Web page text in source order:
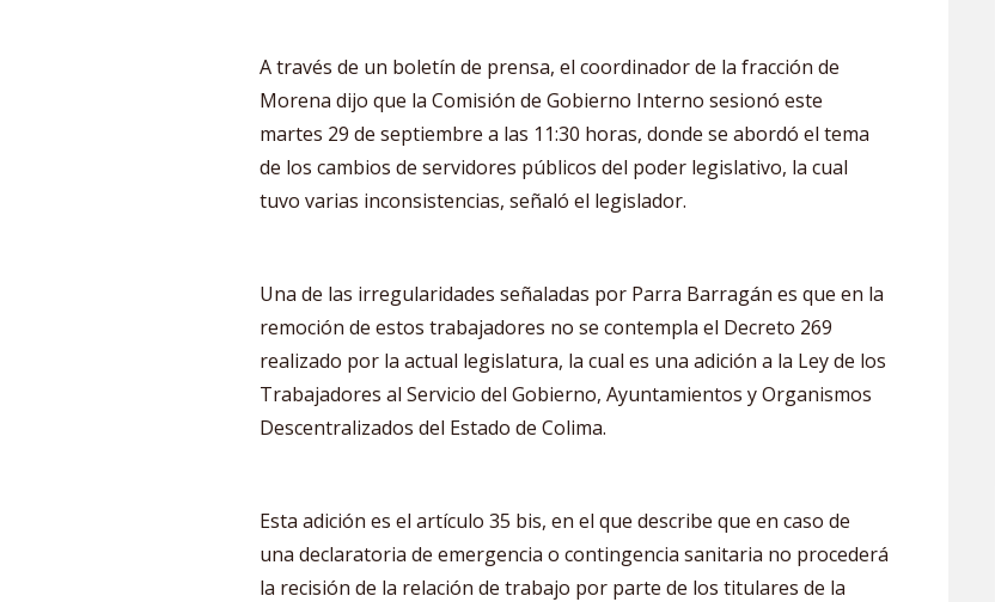
A través de un boletín de prensa, el coordinador de la fracción de
Morena dijo que la Comisión de Gobierno Interno sesionó este
martes 29 de septiembre a las 11:30 horas, donde se abordó el tema
de los cambios de servidores públicos del poder legislativo, la cual
tuvo varias inconsistencias, señaló el legislador.
Una de las irregularidades señaladas por Parra Barragán es que en la
remoción de estos trabajadores no se contempla el Decreto 269
realizado por la actual legislatura, la cual es una adición a la Ley de los
Trabajadores al Servicio del Gobierno, Ayuntamientos y Organismos
Descentralizados del Estado de Colima.
Esta adición es el artículo 35 bis, en el que describe que en caso de
una declaratoria de emergencia o contingencia sanitaria no procederá
la recisión de la relación de trabajo por parte de los titulares de la